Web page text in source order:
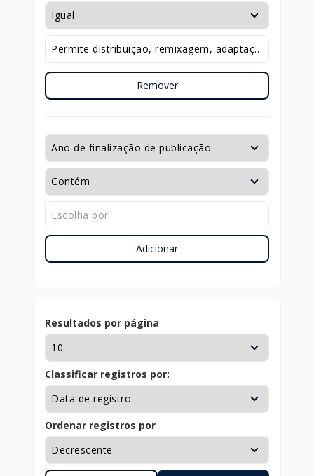
Remover
Adicionar
Resultados por página
Classificar registros por:
Ordenar registros por